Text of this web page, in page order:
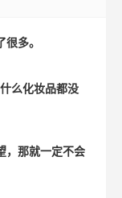
多。
么化妆品都没
，那就一定不会